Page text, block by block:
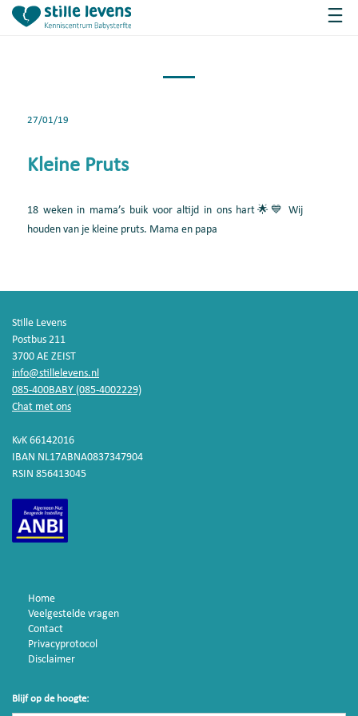
27/01/19
Kleine Pruts
18 weken in mama’s buik voor altijd in ons hart🌟💙 Wij
houden van je kleine pruts. Mama en papa
Stille Levens
Postbus 211
3700 AE ZEIST
info@stillelevens.nl
085-400BABY (085-4002229)
Chat met ons
KvK 66142016
IBAN NL17ABNA0837347904
RSIN 856413045
Home
Veelgestelde vragen
Contact
Privacyprotocol
Disclaimer
Blijf op de hoogte: